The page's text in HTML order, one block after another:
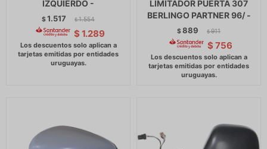
IZQUIERDO -
$1.517 $ 1.554
$ 1.289
LIMITADOR PUERTA 307
BERLINGO PARTNER 96/ -
$889 $ 911
$ 756